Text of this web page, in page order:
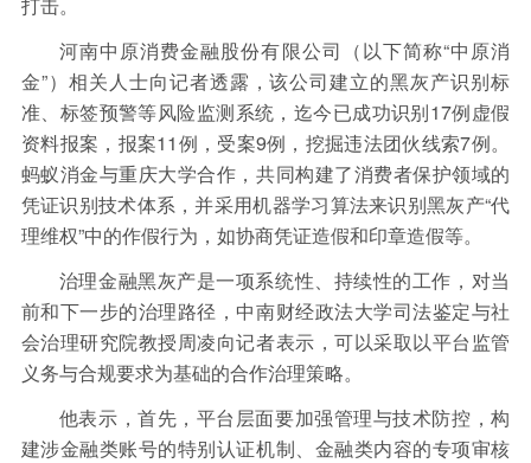
河南中原消费金融股份有限公司（以下简称“中原消
金”）相关人士向记者透露，该公司建立的黑灰产识别标
准、标签预警等风险监测系统，迄今已成功识别17例虚假
资料报案，报案11例，受案9例，挖掘违法团伙线索7例。
蚂蚁消金与重庆大学合作，共同构建了消费者保护领域的
凭证识别技术体系，并采用机器学习算法来识别黑灰产“代
理维权”中的作假行为，如协商凭证造假和印章造假等。
治理金融黑灰产是一项系统性、持续性的工作，对当
前和下一步的治理路径，中南财经政法大学司法鉴定与社
会治理研究院教授周凌向记者表示，可以采取以平台监管
义务与合规要求为基础的合作治理策略。
他表示，首先，平台层面要加强管理与技术防控，构
建涉金融类账号的特别认证机制、金融类内容的专项审核